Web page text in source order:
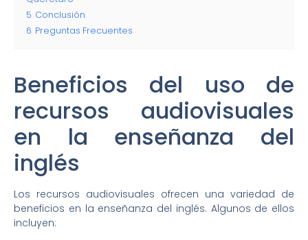
5 Conclusión
6 Preguntas Frecuentes
Beneficios del uso de
recursos audiovisuales
en la enseñanza del
inglés
Los recursos audiovisuales ofrecen una variedad de
beneficios en la enseñanza del inglés. Algunos de ellos
incluyen: